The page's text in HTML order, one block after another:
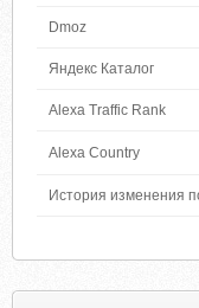
Dmoz
Яндекс Каталог
Alexa Traffic Rank
Alexa Country
История изменения